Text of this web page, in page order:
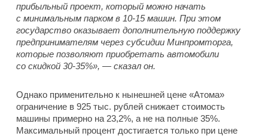
прибыльный проект, который можно начать
с минимальным парком в 10-15 машин. При этом
государство оказывает дополнительную поддержку
предпринимателям через субсидии Минпромторга,
которые позволяют приобретать автомобили
со скидкой 30-35%», — сказал он.
Однако применительно к нынешней цене «Атома»
ограничение в 925 тыс. рублей снижает стоимость
машины примерно на 23,2%, а не на полные 35%.
Максимальный процент достигается только при цене